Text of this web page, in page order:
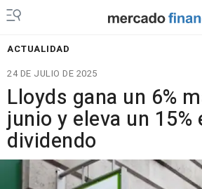
ACTUALIDAD
24 DE JULIO DE 2025
Lloyds gana un 6%
junio y eleva un 15%
dividendo